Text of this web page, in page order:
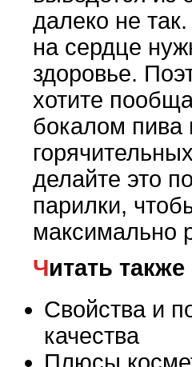
далеко не
на сердце
здоровье.
хотите
бокалом пива
делайте это
парилки,
максимально
Читать также
Свойства и
качества